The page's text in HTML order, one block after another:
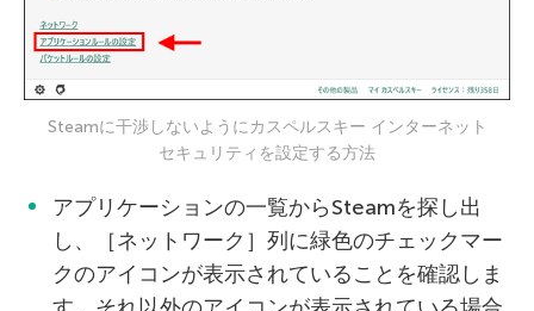
Steamに干渉しないようにカスペルスキー インターネット
セキュリティを設定する方法
アプリケーションの一覧からSteamを探し出
し、［ネットワーク］列に緑色のチェックマー
クのアイコンが表示されていることを確認しま